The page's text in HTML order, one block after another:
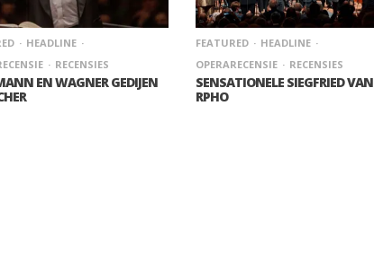
HEADLINE
RECENSIES
EN WAGNER GEDIJEN
FEATURED
HEADLINE
OPERARECENSIE
RECENSIES
SENSATIONELE SIEGFRIED VAN
RPHO